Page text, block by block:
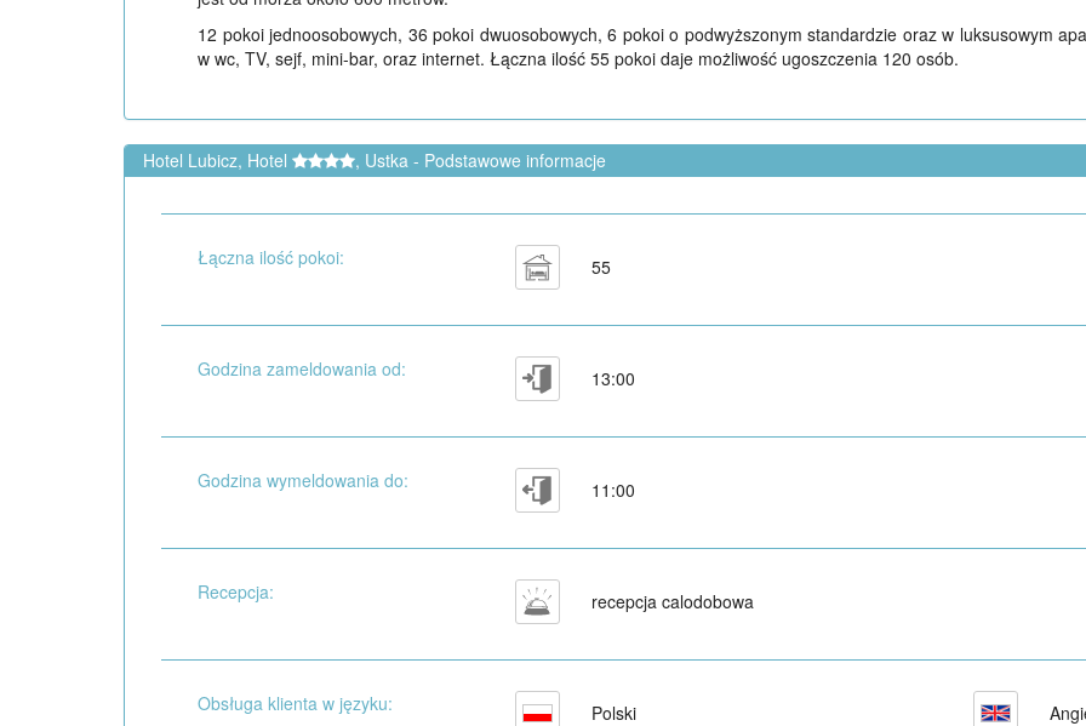
12 pokoi jednoosobowych, 36 pokoi dwuosobowych, 6 pokoi o podwyższonym standardzie oraz w luksusowym
w wc, TV, sejf, mini-bar, oraz internet. Łączna ilość 55 pokoi daje możliwość ugoszczenia 120 osób.
Hotel Lubicz, Hotel , Ustka - Podstawowe informacje
Łączna ilość pokoi: 55
Godzina zameldowania od: 13:00
Godzina wymeldowania do: 11:00
Recepcja: recepcja calodobowa
Obsługa klienta w języku: Polski